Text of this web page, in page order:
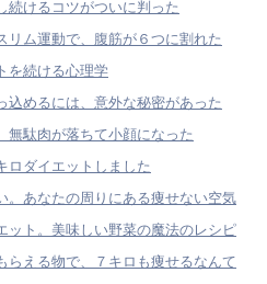
続けるコツがついに判った
リム運動で、腹筋が６つに割れた
を続ける心理学
込めるには、意外な秘密があった
無駄肉が落ちて小顔になった
ロダイエットしました
。あなたの周りにある痩せない空気
ット。美味しい野菜の魔法のレシピ
らえる物で、７キロも痩せるなんて